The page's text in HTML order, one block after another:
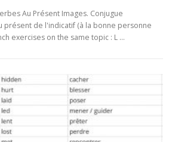
Au Présent Images. Conjugue
présent de l'indicatif (à la bonne personne
exercises on the same topic : L …